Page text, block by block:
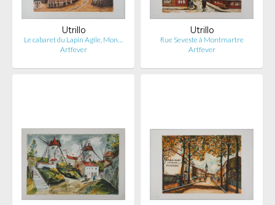
Utrillo
Le cabaret du Lapin Agile, Mon…
Artfever
Utrillo
Rue Seveste à Montmartre
Artfever